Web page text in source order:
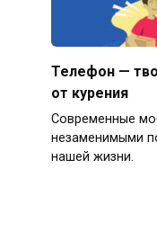
Телефон —
от курения
Современные
незаменимыми
нашей жизни.